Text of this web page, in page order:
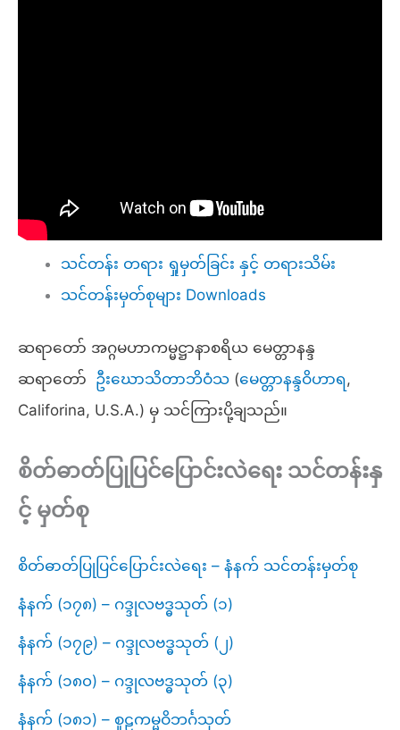
သင်တန်း တရား ရှုမှတ်ခြင်း နှင့် တရားသိမ်း
သင်တန်းမှတ်စုများ Downloads
ဆရာတော် အဂ္ဂမဟာကမ္မဋ္ဌာနာစရိယ မေတ္တာနန္ဒ
ဆရာတော် ဦးဃောသိတာဘိဝံသ (မေတ္တာနန္ဒဝိဟာရ,
Califorina, U.S.A.) မှ သင်ကြားပို့ချသည်။
စိတ်ဓာတ်ပြုပြင်ပြောင်းလဲရေး သင်တန်းနှ
င့် မှတ်စု
စိတ်ဓာတ်ပြုပြင်ပြောင်းလဲရေး – နံနက် သင်တန်းမှတ်စု
နံနက် (၁၇၈) – ဂဒ္ဒုလဗဒ္ဓသုတ် (၁)
နံနက် (၁၇၉) – ဂဒ္ဒုလဗဒ္ဓသုတ် (၂)
နံနက် (၁၈၀) – ဂဒ္ဒုလဗဒ္ဓသုတ် (၃)
နံနက် (၁၈၁) – စူဠကမ္မဝိဘင်္ဂသုတ်